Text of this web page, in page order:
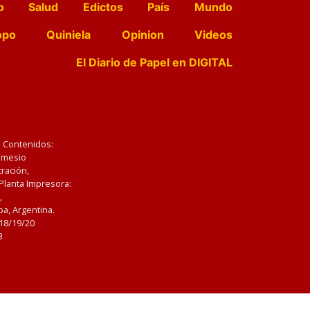
Salud Edictos País
Mundo
Quiniela Opinion
Videos
El Diario de Papel en DIGITAL
Impresora:
Argentina.
19/20